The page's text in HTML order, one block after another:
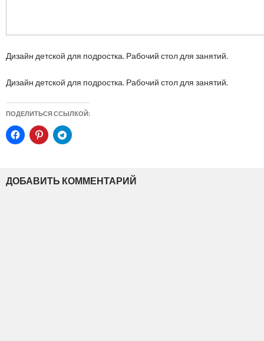
Дизайн детской для подростка. Рабочий стол для занятий.
Дизайн детской для подростка. Рабочий стол для занятий.
ПОДЕЛИТЬСЯ ССЫЛКОЙ:
ДОБАВИТЬ КОММЕНТАРИЙ